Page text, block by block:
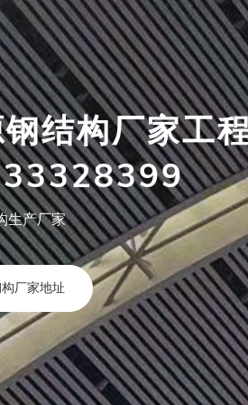
结构厂家工
生产厂家
厂家地址